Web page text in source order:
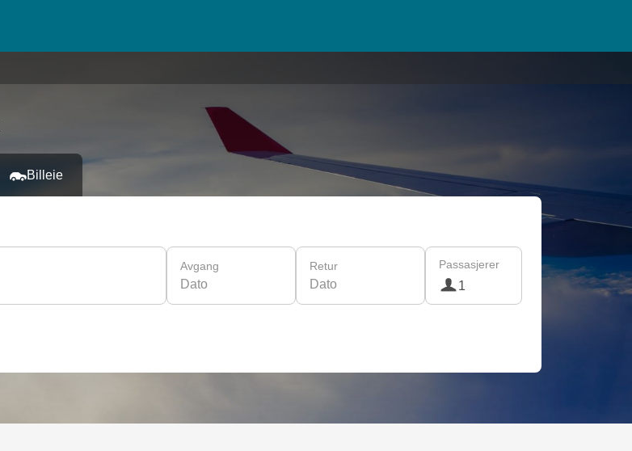
Billeie
Avgang
Dato
Retur
Dato
Passasjerer
1